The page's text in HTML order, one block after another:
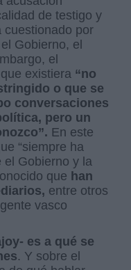
de testigo y
cuestionado por
Gobierno, el
el
existiera “no
o que se
conversaciones
pero un
En este
“siempre ha
el Gobierno y la
que han
entre otros
vasco
es a qué se
. Y sobre el